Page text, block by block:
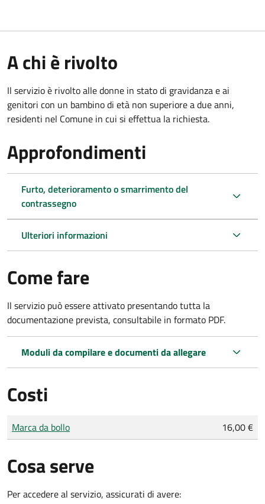
A chi è rivolto
Il servizio è rivolto alle donne in stato di gravidanza e ai
genitori con un bambino di età non superiore a due anni,
residenti nel Comune in cui si effettua la richiesta.
Approfondimenti
Furto, deterioramento o smarrimento del
contrassegno
Ulteriori informazioni
Come fare
Il servizio può essere attivato presentando tutta la
documentazione prevista, consultabile in formato PDF.
Moduli da compilare e documenti da allegare
Costi
Tipo di pagamento
Importo
Marca da bollo 16,00 €
Cosa serve
Per accedere al servizio, assicurati di avere: